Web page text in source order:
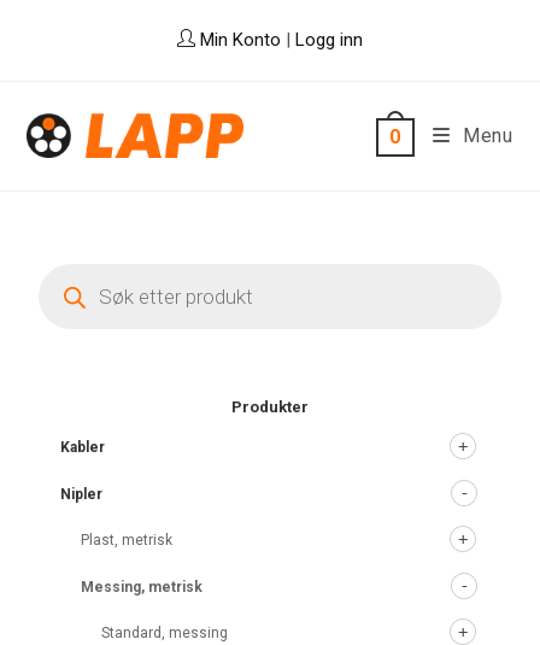
Min Konto | Logg inn
0 Menu
search
Produkter
Kabler
Nipler
Plast, metrisk
Messing, metrisk
Standard, messing